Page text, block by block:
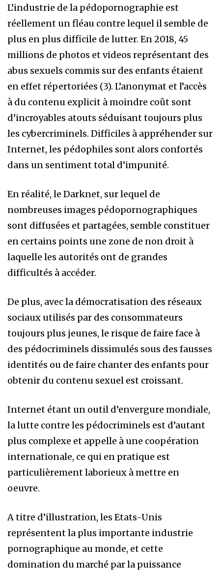
L’industrie de la pédopornographie est
réellement un fléau contre lequel il semble de
plus en plus difficile de lutter. En 2018, 45
millions de photos et videos représentant des
abus sexuels commis sur des enfants étaient
en effet répertoriées (3). L’anonymat et l’accès
à du contenu explicit à moindre coût sont
d’incroyables atouts séduisant toujours plus
les cybercriminels. Difficiles à appréhender sur
Internet, les pédophiles sont alors confortés
dans un sentiment total d’impunité.
En réalité, le Darknet, sur lequel de
nombreuses images pédopornographiques
sont diffusées et partagées, semble constituer
en certains points une zone de non droit à
laquelle les autorités ont de grandes
difficultés à accéder.
De plus, avec la démocratisation des réseaux
sociaux utilisés par des consommateurs
toujours plus jeunes, le risque de faire face à
des pédocriminels dissimulés sous des fausses
identités ou de faire chanter des enfants pour
obtenir du contenu sexuel est croissant.
Internet étant un outil d’envergure mondiale,
la lutte contre les pédocriminels est d’autant
plus complexe et appelle à une coopération
internationale, ce qui en pratique est
particulièrement laborieux à mettre en
oeuvre.
A titre d’illustration, les Etats-Unis
représentent la plus importante industrie
pornographique au monde, et cette
domination du marché par la puissance